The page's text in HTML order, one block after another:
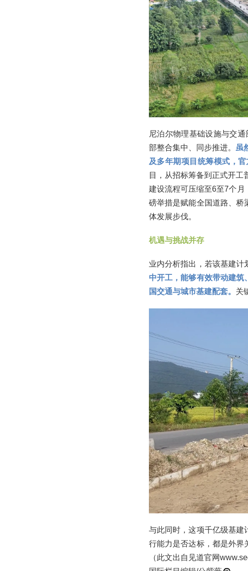
尼泊尔物理基础设施与交
部整合集中、同步推进。
虽
及多年期项目统筹模式，
目，从招标筹备到正式开
建设流程可压缩至6至7个
磅举措是赋能全国道路、桥
体发展步伐。
机遇与挑战并存
业内分析指出，若该基建计
中开工，能够有效带动建
国交通与城市基建配套。 关
与此同时，这项千亿级基建
行能力是否达标，都是外界
（此文出自见道官网